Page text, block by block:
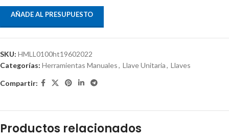
AÑADE AL PRESUPUESTO
SKU: HMLL0100ht19602022
Categorías: Herramientas Manuales, Llave Unitaria, Llaves
Compartir:
Productos relacionados